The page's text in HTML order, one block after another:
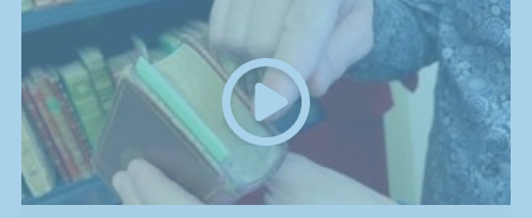
Marknadsföring
Genom att dela
med dig av dina
intressen och ditt
beteende när du
surfar ökar du
chansen att få se
personligt
anpassat innehåll
som kan intressera